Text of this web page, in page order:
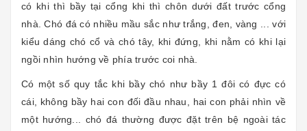
có khi thì bầy tại cổng khi thì chôn dưới đất trước cổng
nhà. Chó đá có nhiều mầu sắc như trắng, đen, vàng ... với
kiểu dáng chó cổ và chó tây, khi đứng, khi nằm có khi lại
ngồi nhìn hướng về phía trước coi nhà.
Có một số quy tắc khi bầy chó như bầy 1 đôi có đực có
cái, không bầy hai con đối đầu nhau, hai con phải nhìn về
một hướng... chó đá thường được đặt trên bệ ngoài tác